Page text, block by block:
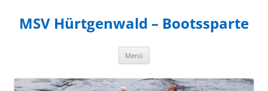
MSV Hürtgenwald – Bootssparte
Menü